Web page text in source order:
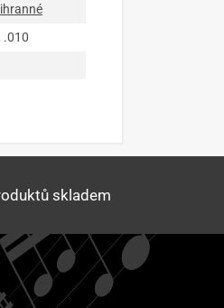
.010
skladem